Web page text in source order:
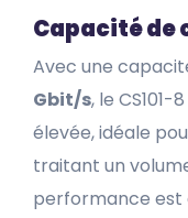
Capacité
Avec une
Gbit/s, le
élevée, idéale
traitant un
performance est